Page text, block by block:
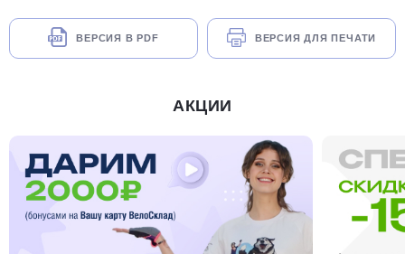
ВЕРСИЯ В PDF ВЕРСИЯ ДЛЯ ПЕЧАТИ
АКЦИИ